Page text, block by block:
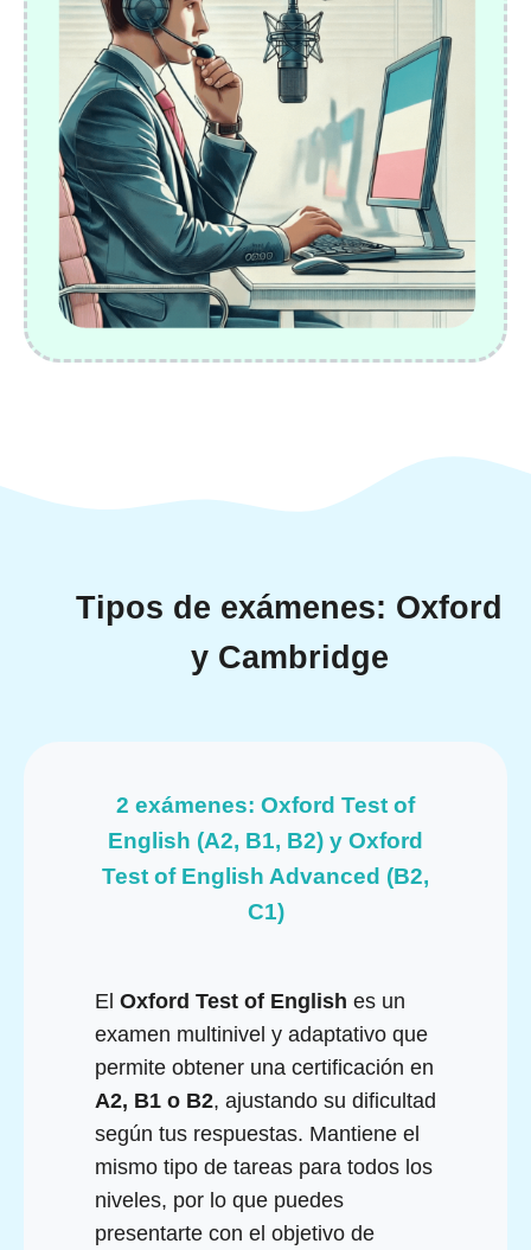
Tipos de exámenes: Oxford
y Cambridge
2 exámenes: Oxford Test of
English (A2, B1, B2) y Oxford
Test of English Advanced (B2,
C1)
El Oxford Test of English es un
examen multinivel y adaptativo que
permite obtener una certificación en
A2, B1 o B2, ajustando su dificultad
según tus respuestas. Mantiene el
mismo tipo de tareas para todos los
niveles, por lo que puedes
presentarte con el objetivo de